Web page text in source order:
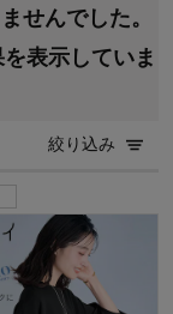
せんでした。
表示していま
絞り込み